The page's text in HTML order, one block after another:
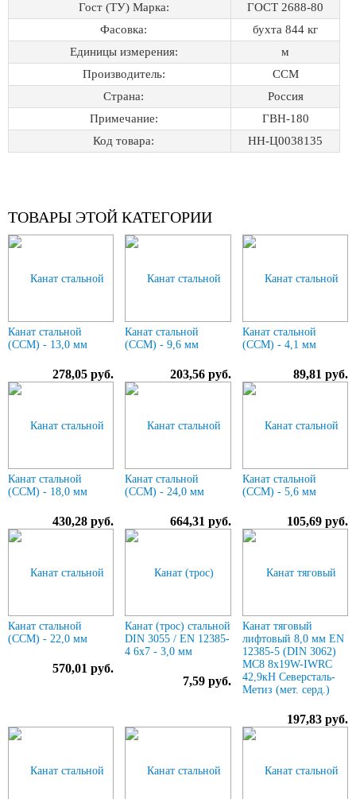
Гост (ТУ) Марка:
ГОСТ 2688-80
Фасовка:
бухта 844 кг
Единицы измерения:
м
Производитель:
ССМ
Страна:
Россия
Примечание:
ГВН-180
Код товара:
НН-Ц0038135
ТОВАРЫ ЭТОЙ КАТЕГОРИИ
Канат стальной
(ССМ) - 13,0 мм
278,05 руб.
Канат стальной
(ССМ) - 9,6 мм
203,56 руб.
Канат стальной
(ССМ) - 4,1 мм
89,81 руб.
Канат стальной
(ССМ) - 18,0 мм
430,28 руб.
Канат стальной
(ССМ) - 24,0 мм
664,31 руб.
Канат стальной
(ССМ) - 5,6 мм
105,69 руб.
Канат стальной
(ССМ) - 22,0 мм
570,01 руб.
Канат (трос) стальной
DIN 3055 / EN 12385-
4 6x7 - 3,0 мм
7,59 руб.
Канат тяговый
лифтовый 8,0 мм EN
12385-5 (DIN 3062)
МС8 8х19W-IWRC
42,9кН Северсталь-
Метиз (мет. серд.)
197,83 руб.